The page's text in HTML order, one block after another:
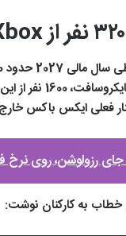
دارند. طبق
فعلی ایکس ‌باکس
رزولوشن، روی نرخ
خطاب به کارکنان نوشت: